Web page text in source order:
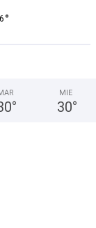
°
°
MIE
30°